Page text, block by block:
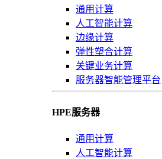
通用计算
人工智能计算
边缘计算
弹性塑合计算
关键业务计算
服务器智能管理平台
HPE服务器
通用计算
人工智能计算